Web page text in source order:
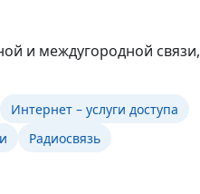
и междугородной связи,
Интернет – услуги доступа
Радиосвязь